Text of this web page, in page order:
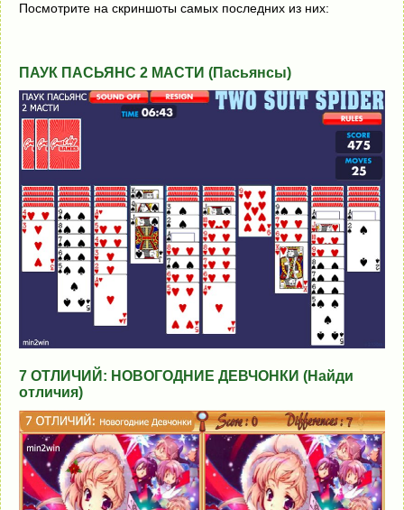
Посмотрите на скриншоты самых последних из них:
ПАУК ПАСЬЯНС 2 МАСТИ (Пасьянсы)
7 ОТЛИЧИЙ: НОВОГОДНИЕ ДЕВЧОНКИ (Найди
отличия)